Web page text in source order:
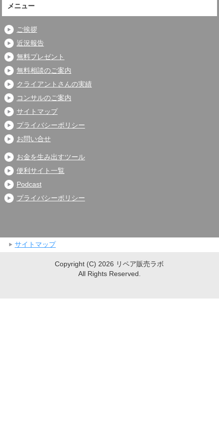
メニュー
ご挨拶
近況報告
無料プレゼント
無料相談のご案内
クライアントさんの実績
コンサルのご案内
サイトマップ
プライバシーポリシー
お問い合せ
お金を生み出すツール
便利サイト一覧
Podcast
プライバシーポリシー
サイトマップ
Copyright (C) 2026 リペア販売ラボ
All Rights Reserved.